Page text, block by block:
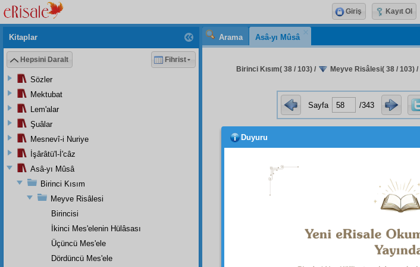
Arama Asâ-yı Mûsâ
Birinci Kısım( 38 / 103) / Meyve Risâlesi( 38 / 103) /
Sayfa /343
fıtraten alâkadardır. İşte buhadsiz
si bir
derece kuvvetli ve
ve dünyanın
olduğu öyle bir meyve ve faidedir ki,
İkinci meyvesi vehayat-ı şahsiyeye
edilen ve
Kitaplar
Hepsini Daralt Fihrist
Sözler
Mektubat
Lem'alar
Şuâlar
Mesnevî-i Nuriye
İşârâtü'l-İ'câz
Asâ-yı Mûsâ
Birinci Kısım
Meyve Risâlesi
Birincisi
İkinci Mes'elenin Hülâsası
Üçüncü Mes'ele
Dördüncü Mes'ele
Giriş Kayıt Ol
Duyuru